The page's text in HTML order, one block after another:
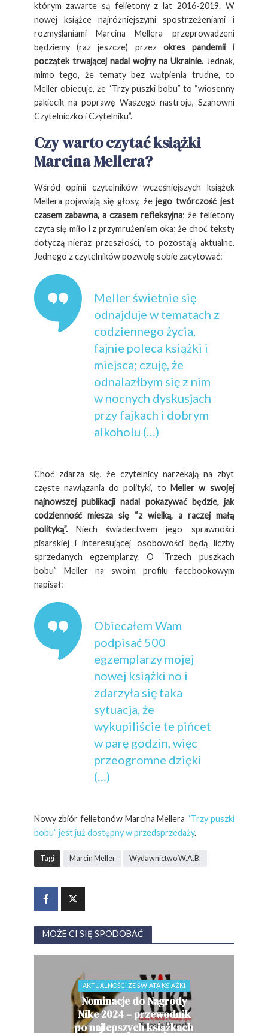
którym zawarte są felietony z lat 2016-2019. W
nowej książce najróżniejszymi spostrzeżeniami i
rozmyślaniami Marcina Mellera przeprowadzeni
będziemy (raz jeszcze) przezokres pandemii i
początek trwającej nadal wojny na Ukrainie.Jednak,
mimo tego, że tematy bez wątpienia trudne, to
Meller obiecuje, że “Trzy puszki bobu” to “wiosenny
pakiecik na poprawę Waszego nastroju, Szanowni
Czytelniczko i Czytelniku”.
Czy warto czytać książki
Marcina Mellera?
Wśród opinii czytelników wcześniejszych książek
Mellera pojawiają się głosy, żejego twórczość jest
czasem zabawna, a czasem refleksyjna; że felietony
czyta się miło i z przymrużeniem oka; że choć teksty
dotyczą nieraz przeszłości, to pozostają aktualne.
Jednego z czytelników pozwolę sobie zacytować:
Meller świetnie się
odnajduje w tematach z
codziennego życia,
fajnie poleca książki i
miejsca; czuję, że
odnalazłbym się z nim
w nocnych dyskusjach
przy fajkach i dobrym
alkoholu (…)
Choć zdarza się, że czytelnicy narzekają na zbyt
częste nawiązania do polityki, to Meller w swojej
najnowszej publikacji nadal pokazywać będzie, jak
codzienność miesza się “z wielką, a raczej małą
polityką”.Niech świadectwem jego sprawności
pisarskiej i interesującej osobowości będą liczby
sprzedanych egzemplarzy. O “Trzech puszkach
bobu” Meller na swoim profilu facebookowym
napisał:
Obiecałem Wam
podpisać 500
egzemplarzy mojej
nowej książki no i
zdarzyła się taka
sytuacja, że
wykupiliście te pińcet
w parę godzin, więc
przeogromne dzięki
(…)
Nowy zbiór felietonów Marcina Mellera “Trzy puszki
bobu” jest już dostępny w przedsprzedaży.
Tagi Marcin Meller Wydawnictwo W.A.B.
MOŻE CI SIĘ SPODOBAĆ
AKTUALNOŚCI ZE ŚWIATA KSIĄŻKI
Nominacje do Nagrody
Nike 2024 – przewodnik
po najlepszych książkach